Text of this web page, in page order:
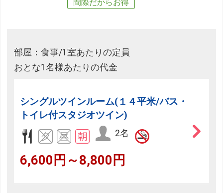
間際だからお得
部屋：食事/1室あたりの定員
おとな1名様あたりの代金
シングルツインルーム(１４平米/バス・
トイレ付スタジオツイン)
2名
6,600円～8,800円